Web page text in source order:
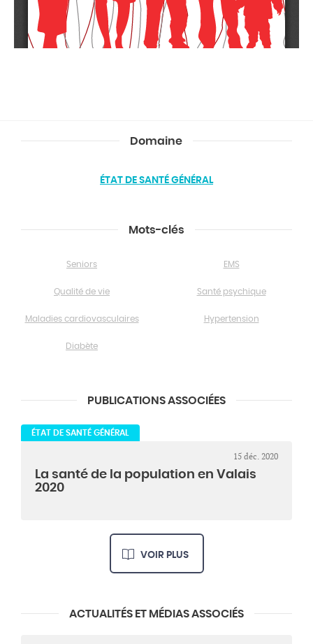
Domaine
ÉTAT DE SANTÉ GÉNÉRAL
Mots-clés
Seniors EMS
Qualité de vie Santé psychique
Maladies cardiovasculaires Hypertension
Diabète
PUBLICATIONS ASSOCIÉES
ÉTAT DE SANTÉ GÉNÉRAL
15 déc. 2020
La santé de la population en Valais
2020
VOIR PLUS
ACTUALITÉS ET MÉDIAS ASSOCIÉS